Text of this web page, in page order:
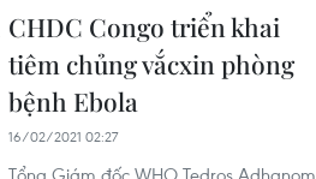
CHDC Congo triển khai
tiêm chủng vắcxin phòng
bệnh Ebola
16/02/2021 02:27